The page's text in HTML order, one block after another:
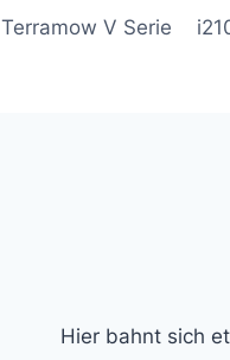
Terramow V Serie
Hier bahnt sich